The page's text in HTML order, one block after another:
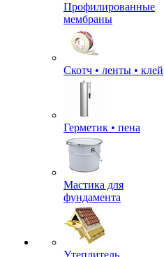
Профилированные
мембраны
Скотч • ленты • клей
Герметик • пена
Мастика для
фундамента
Утеплитель